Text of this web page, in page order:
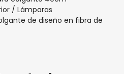
/ Lámparas
de diseño en fibra de